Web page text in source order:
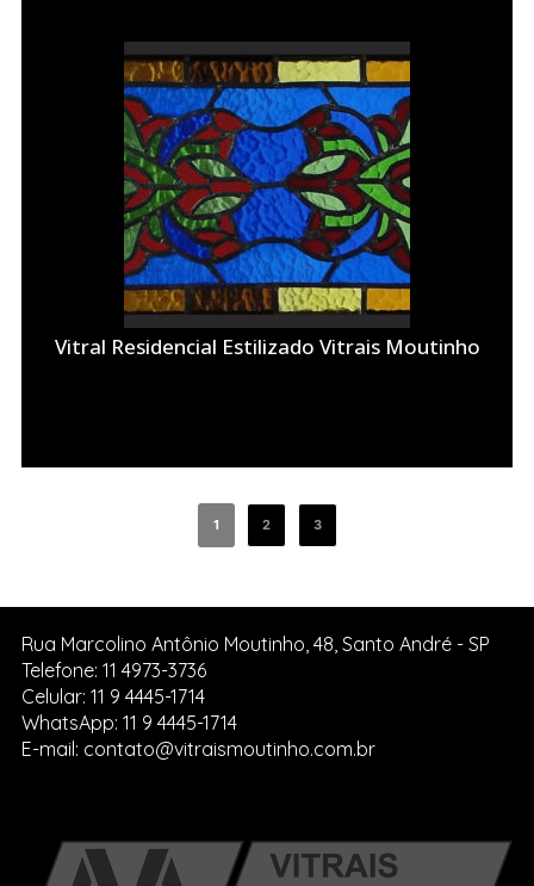
Vitral Residencial Estilizado Vitrais Moutinho
1 2 3
Rua Marcolino Antônio Moutinho, 48, Santo André - SP
Telefone: 11 4973-3736
Celular: 11 9 4445-1714
WhatsApp: 11 9 4445-1714
E-mail: contato@vitraismoutinho.com.br